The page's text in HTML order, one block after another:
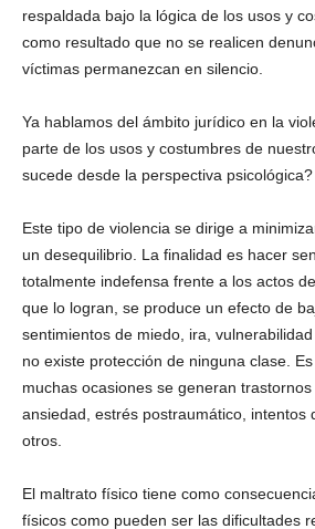
respaldada bajo la lógica de los usos y
como resultado que no se realicen
víctimas permanezcan en silencio.
Ya hablamos del ámbito jurídico en la
parte de los usos y costumbres de
sucede desde la perspectiva psicológica?
Este tipo de violencia se dirige a
un desequilibrio. La finalidad es hacer
totalmente indefensa frente a los actos
que lo logran, se produce un efecto de
sentimientos de miedo, ira,
no existe protección de ninguna clase.
muchas ocasiones se generan
ansiedad, estrés postraumático, intentos
otros.
El maltrato físico tiene como
físicos como pueden ser las dificultades